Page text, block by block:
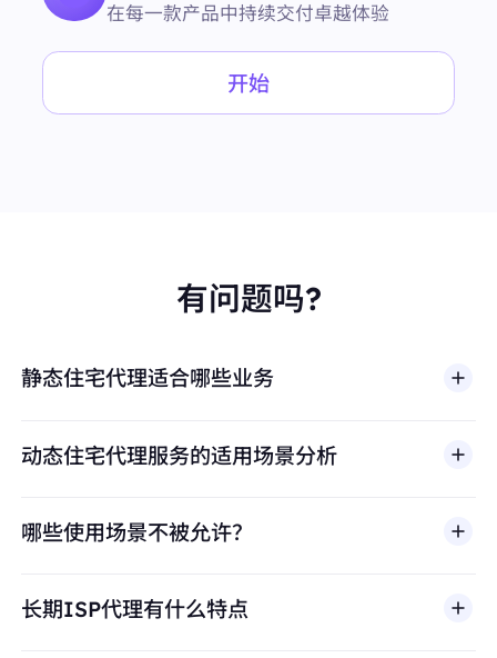
在每一款产品中持续交付卓越体验
开始
有问题吗?
静态住宅代理适合哪些业务
亚马逊、eBay、Shopify等平台的多账号运营，
动态住宅代理服务的适用场景分析
哪些使用场景不被允许？
滥用、未经授权访问、绕过安全机制，或违反适用法律
长期ISP代理有什么特点